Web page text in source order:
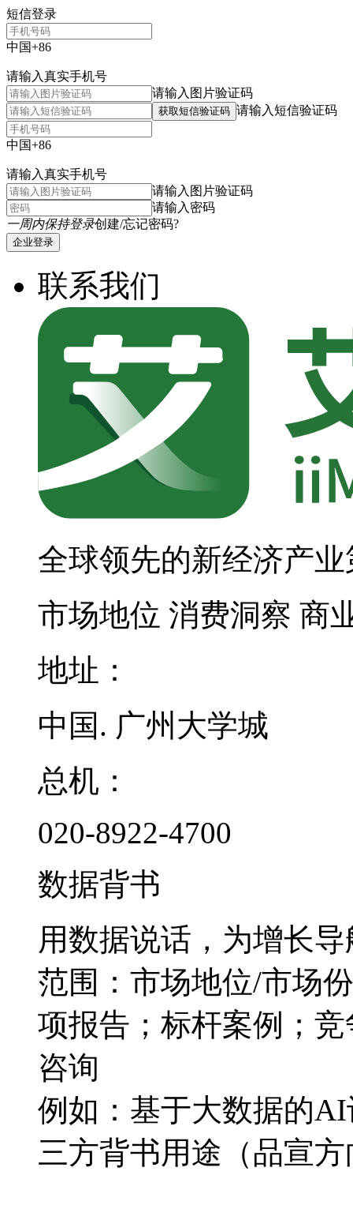
短信登录
中国+86
请输入真实手机号
请输入图片验证码
获取短信验证码 请输入短信验证码
中国+86
请输入真实手机号
请输入图片验证码
请输入密码
一周内保持登录创建/忘记密码?
企业登录
联系我们
全球领先的新经济产
市场地位 消费洞察 商
地址：
中国. 广州大学城
总机：
020-8922-4700
数据背书
用数据说话，为增长导
范围：市场地位/市场
项报告；标杆案例；
咨询
例如：基于大数据的
三方背书用途（品宣